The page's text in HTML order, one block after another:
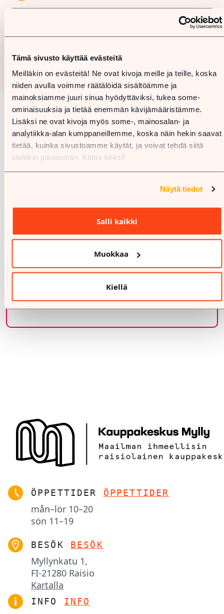
Tämä sivusto käyttää evästeitä
Meilläkin on evästeitä! Ne ovat kivoja meille ja teille, koska
niiden avulla voimme räätälöidä sisältöämme ja
mainoksiamme juuri sinua hyödyttäviksi, tukea some-
ominaisuuksia ja tietää enemmän kävijämääristämme.
Lisäksi ne ovat kivoja myös some-, mainosalan- ja
analytiikka-alan kumppaneillemme, koska näin hekin saavat
tietää, kuinka sivustoamme käytät, ja voivat tehdä siitä
vieläkin paremman. Kiitos keksi!
Näytä tiedot
Salli kaikki
Muokkaa
Kiellä
Karta
ÖPPETTIDER ÖPPETTIDER
mån–lör 10–20
sön 11–19
BESÖK BESÖK
Myllynkatu 1,
FI-21280 Raisio
Kartalla
INFO INFO